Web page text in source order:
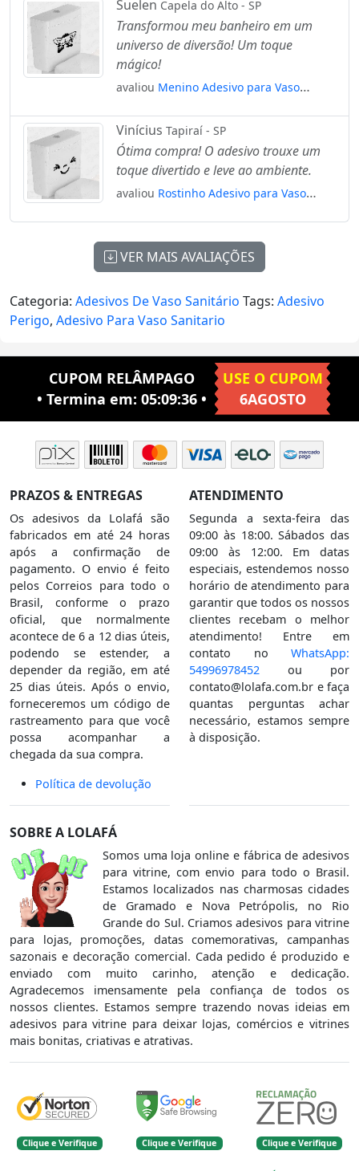
Suelen Capela do Alto - SP
Transformou meu banheiro em um
universo de diversão! Um toque
mágico!
avaliou Menino Adesivo para Vaso
Vinícius Tapiraí - SP
Ótima compra! O adesivo trouxe um
toque divertido e leve ao ambiente.
avaliou Rostinho Adesivo para Vaso
VER MAIS AVALIAÇÕES
Categoria: Adesivos De Vaso Sanitário Tags: Adesivo
Perigo, Adesivo Para Vaso Sanitario
CUPOM RELÂMPAGO
• Termina em: 05:09:36•
USE O CUPOM
6AGOSTO
PRAZOS & ENTREGAS
Os adesivos da Lolafá são
fabricados em até 24 horas
após a confirmação de
pagamento. O envio é feito
pelos Correios para todo o
Brasil, conforme o prazo
oficial, que normalmente
acontece de 6 a 12 dias úteis,
podendo se estender, a
depender da região, em até
25 dias úteis. Após o envio,
forneceremos um código de
rastreamento para que você
possa acompanhar a
chegada da sua compra.
Política de devolução
ATENDIMENTO
Segunda a sexta-feira das
09:00 às 18:00. Sábados das
09:00 às 12:00. Em datas
especiais, estendemos nosso
horário de atendimento para
garantir que todos os nossos
clientes recebam o melhor
atendimento! Entre em
contato no WhatsApp:
54996978452 ou por
contato@lolafa.com.br e faça
quantas perguntas achar
necessário, estamos sempre
à disposição.
SOBRE A LOLAFÁ
Somos uma loja online e fábrica de adesivos
para vitrine, com envio para todo o Brasil.
Estamos localizados nas charmosas cidades
de Gramado e Nova Petrópolis, no Rio
Grande do Sul. Criamos adesivos para vitrine
para lojas, promoções, datas comemorativas, campanhas
sazonais e decoração comercial. Cada pedido é produzido e
enviado com muito carinho, atenção e dedicação.
Agradecemos imensamente pela confiança de todos os
nossos clientes. Estamos sempre trazendo novas ideias em
adesivos para vitrine para deixar lojas, comércios e vitrines
mais bonitas, criativas e atrativas.
Clique e Verifique Clique e Verifique Clique e Verifique